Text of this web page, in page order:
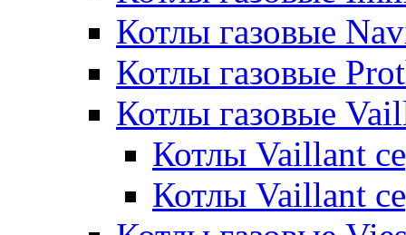
Котлы газовые
Котлы газовые
Котлы газовые
Котлы Vaillant
Котлы Vaillant